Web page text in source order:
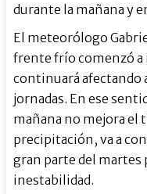
durante la mañana y
El meteorólogo
frente frío comenzó a
continuará afectando
jornadas. En ese
mañana no mejora el
precipitación, va a
gran parte del martes
inestabilidad.